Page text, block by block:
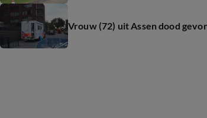
Vrouw (72) uit Assen dood